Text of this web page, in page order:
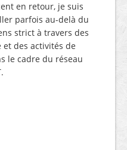
en retour, je suis
parfois au-delà du
strict à travers des
des activités de
le cadre du réseau